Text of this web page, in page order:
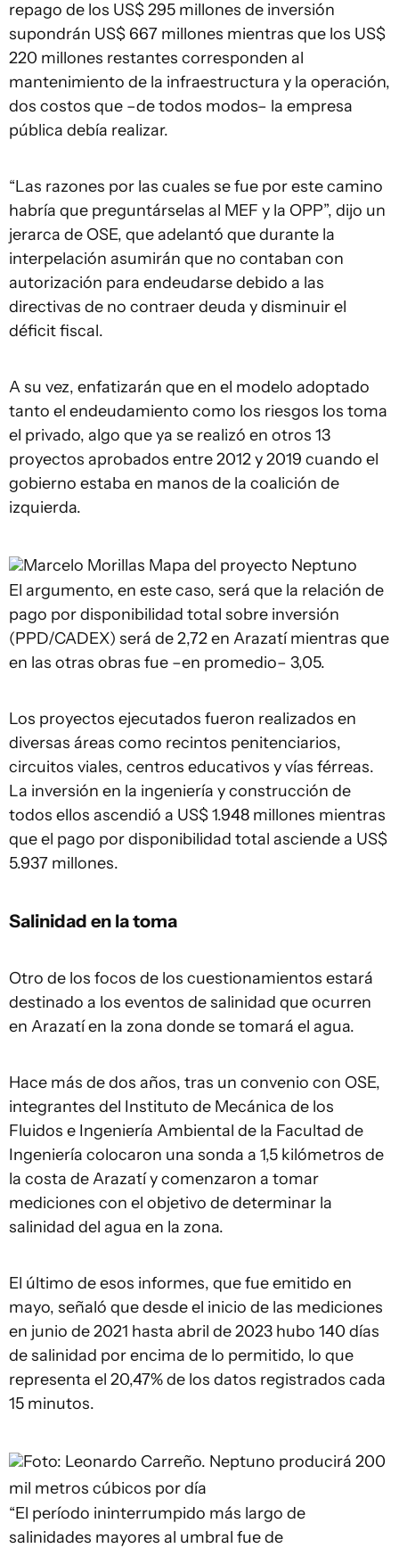
repago de los US$ 295 millones de inversión
supondrán US$ 667 millones mientras que los US$
220 millones restantes corresponden al
mantenimiento de la infraestructura y la operación,
dos costos que –de todos modos– la empresa
pública debía realizar.
“Las razones por las cuales se fue por este camino
habría que preguntárselas al MEF y la OPP”, dijo un
jerarca de OSE, que adelantó que durante la
interpelación asumirán que no contaban con
autorización para endeudarse debido a las
directivas de no contraer deuda y disminuir el
déficit fiscal.
A su vez, enfatizarán que en el modelo adoptado
tanto el endeudamiento como los riesgos los toma
el privado, algo que ya se realizó en otros 13
proyectos aprobados entre 2012 y 2019 cuando el
gobierno estaba en manos de la coalición de
izquierda.
Marcelo Morillas Mapa del proyecto Neptuno
El argumento, en este caso, será que la relación de
pago por disponibilidad total sobre inversión
(PPD/CADEX) será de 2,72 en Arazatí mientras que
en las otras obras fue –en promedio– 3,05.
Los proyectos ejecutados fueron realizados en
diversas áreas como recintos penitenciarios,
circuitos viales, centros educativos y vías férreas.
La inversión en la ingeniería y construcción de
todos ellos ascendió a US$ 1.948 millones mientras
que el pago por disponibilidad total asciende a US$
5.937 millones.
Salinidad en la toma
Otro de los focos de los cuestionamientos estará
destinado a los eventos de salinidad que ocurren
en Arazatí en la zona donde se tomará el agua.
Hace más de dos años, tras un convenio con OSE,
integrantes del Instituto de Mecánica de los
Fluidos e Ingeniería Ambiental de la Facultad de
Ingeniería colocaron una sonda a 1,5 kilómetros de
la costa de Arazatí y comenzaron a tomar
mediciones con el objetivo de determinar la
salinidad del agua en la zona.
El último de esos informes, que fue emitido en
mayo, señaló que desde el inicio de las mediciones
en junio de 2021 hasta abril de 2023 hubo 140 días
de salinidad por encima de lo permitido, lo que
representa el 20,47% de los datos registrados cada
15 minutos.
Foto: Leonardo Carreño. Neptuno producirá 200
mil metros cúbicos por día
“El período ininterrumpido más largo de
salinidades mayores al umbral fue de